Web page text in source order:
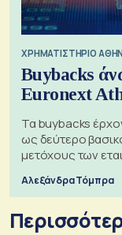
XΡΗΜΑΤΙΣΤΗΡΙΟ
Buybacks
Euronext
Τα buybacks
ως δεύτερο
μετόχους των
Αλεξάνδρα Τόμπρα